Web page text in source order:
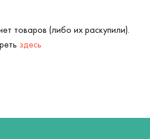
товаров (либо их раскупили).
здесь